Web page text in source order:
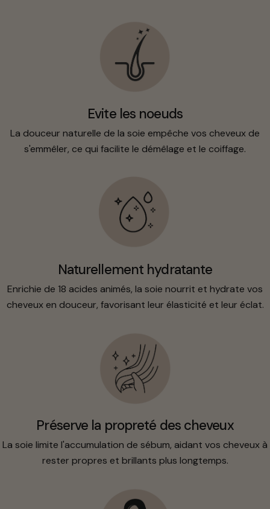
Evite les noeuds
La douceur naturelle de la soie empêche vos cheveux de
s'emmêler, ce qui facilite le démêlage et le coiffage.
Naturellement hydratante
Enrichie de 18 acides animés, la soie nourrit et hydrate vos
cheveux en douceur, favorisant leur élasticité et leur éclat.
Préserve la propreté des cheveux
La soie limite l'accumulation de sébum, aidant vos cheveux à
rester propres et brillants plus longtemps.